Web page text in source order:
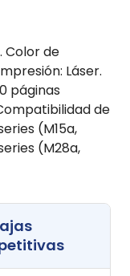
Color de
Láser.
páginas
de
(M15a,
(M28a,